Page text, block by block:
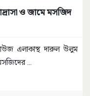
ও জামে মসজিদ
এলাকাস্থ দারুল উলুম
...